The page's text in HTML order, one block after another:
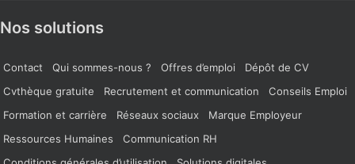
Nos solutions
Contact Qui sommes-nous ? Offres d’emploi
Dépôt de CV
Cvthèque gratuite
Recrutement et communication
Conseils Emploi
Formation et carrière
Réseaux sociaux
Marque Employeur
Ressources Humaines
Communication RH